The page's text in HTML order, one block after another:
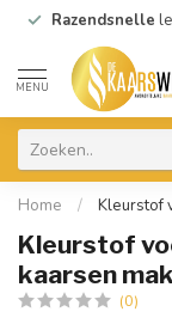
Razendsnelle
MENU
Home / Kleurstof
Kleurstof
kaarsen
(0)